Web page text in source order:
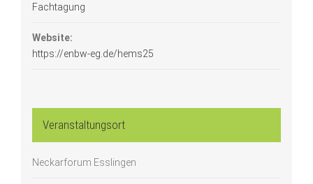
Fachtagung
Website:
https://enbw-eg.de/hems25
Veranstaltungsort
Neckarforum Esslingen